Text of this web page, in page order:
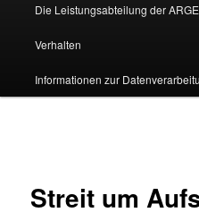
Die Leistungsabteilung der
Verhalten
Informationen zur
Streit um